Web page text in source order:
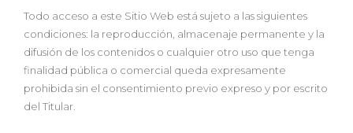
Todo acceso a este Sitio Web está sujeto a las siguientes
condiciones: la reproducción, almacenaje permanente y la
difusión de los contenidos o cualquier otro uso que tenga
finalidad pública o comercial queda expresamente
prohibida sin el consentimiento previo expreso y por escrito
del Titular.